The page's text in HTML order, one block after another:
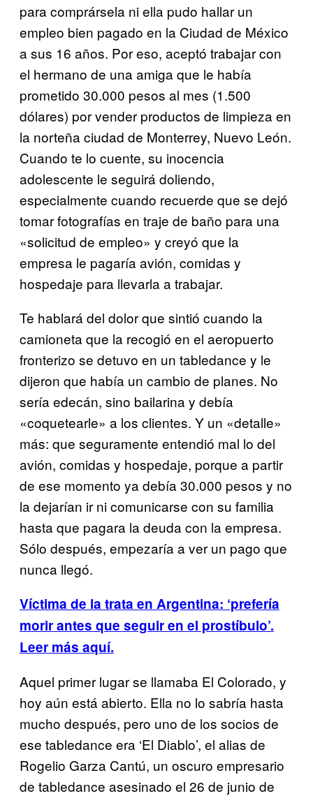
para comprársela ni ella pudo hallar un
empleo bien pagado en la Ciudad de México
a sus 16 años. Por eso, aceptó trabajar con
el hermano de una amiga que le había
prometido 30.000 pesos al mes (1.500
dólares) por vender productos de limpieza en
la norteña ciudad de Monterrey, Nuevo León.
Cuando te lo cuente, su inocencia
adolescente le seguirá doliendo,
especialmente cuando recuerde que se dejó
tomar fotografías en traje de baño para una
«solicitud de empleo» y creyó que la
empresa le pagaría avión, comidas y
hospedaje para llevarla a trabajar.
Te hablará del dolor que sintió cuando la
camioneta que la recogió en el aeropuerto
fronterizo se detuvo en un tabledance y le
dijeron que había un cambio de planes. No
sería edecán, sino bailarina y debía
«coquetearle» a los clientes. Y un «detalle»
más: que seguramente entendió mal lo del
avión, comidas y hospedaje, porque a partir
de ese momento ya debía 30.000 pesos y no
la dejarían ir ni comunicarse con su familia
hasta que pagara la deuda con la empresa.
Sólo después, empezaría a ver un pago que
nunca llegó.
Víctima de la trata en Argentina: ‘prefería
morir antes que seguir en el prostíbulo’.
Leer más aquí.
Aquel primer lugar se llamaba El Colorado, y
hoy aún está abierto. Ella no lo sabría hasta
mucho después, pero uno de los socios de
ese tabledance era ‘El Diablo’, el alias de
Rogelio Garza Cantú, un oscuro empresario
de tabledance asesinado el 26 de junio de